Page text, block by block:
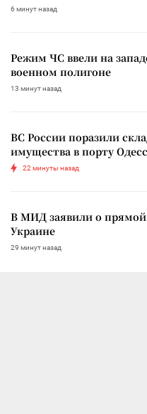
6 минут назад
Режим ЧС ввели на
военном полигоне
13 минут назад
ВС России поразили
имущества в порту
22 минуты назад
В МИД заявили о
Украине
29 минут назад